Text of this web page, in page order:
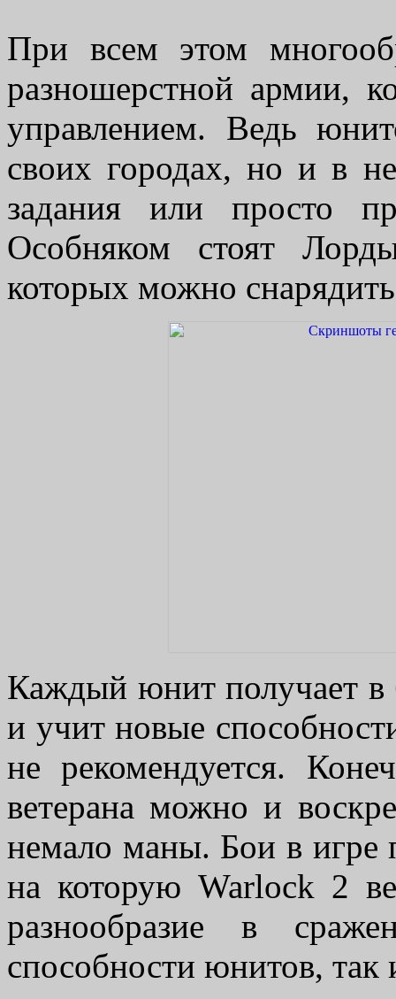
При всем этом
разношерстной армии,
управлением. Ведь
своих городах, но и в
задания или просто
Особняком стоят
которых можно
Каждый юнит получает в
и учит новые
не рекомендуется.
ветерана можно и
немало маны. Бои в игре
на которую Warlock 2
разнообразие в
способности юнитов, так